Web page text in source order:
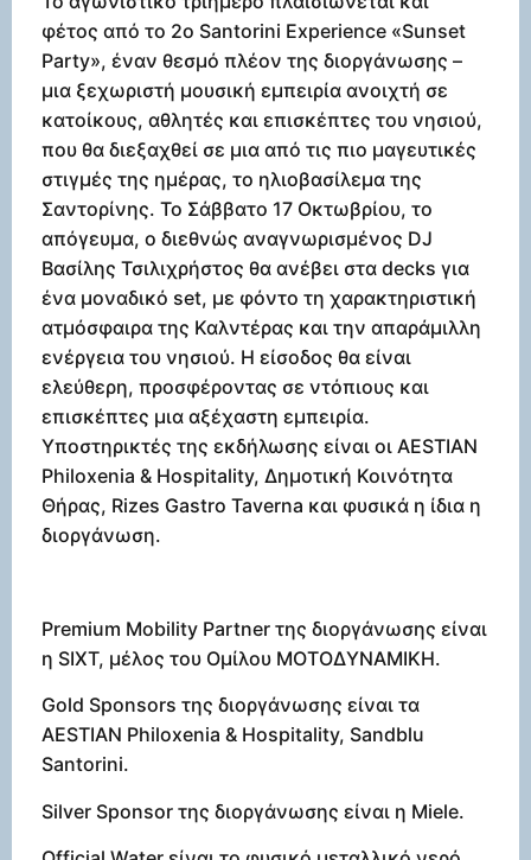
φέτος από το 2ο Santorini Experience «Sunset
Party», έναν θεσμό πλέον της διοργάνωσης –
μια ξεχωριστή μουσική εμπειρία ανοιχτή σε
κατοίκους, αθλητές και επισκέπτες του νησιού,
που θα διεξαχθεί σε μια από τις πιο μαγευτικές
στιγμές της ημέρας, το ηλιοβασίλεμα της
Σαντορίνης. Το Σάββατο 17 Οκτωβρίου, το
απόγευμα, ο διεθνώς αναγνωρισμένος DJ
Βασίλης Τσιλιχρήστος θα ανέβει στα decks για
ένα μοναδικό set, με φόντο τη χαρακτηριστική
ατμόσφαιρα της Καλντέρας και την απαράμιλλη
ενέργεια του νησιού. Η είσοδος θα είναι
ελεύθερη, προσφέροντας σε ντόπιους και
επισκέπτες μια αξέχαστη εμπειρία.
Υποστηρικτές της εκδήλωσης είναι οι AESTIAN
Philoxenia & Hospitality, Δημοτική Κοινότητα
Θήρας, Rizes Gastro Taverna και φυσικά η ίδια η
διοργάνωση.
Premium Mobility Partner της διοργάνωσης είναι
η SIXT, μέλος του Ομίλου ΜΟΤΟΔΥΝΑΜΙΚΗ.
Gold Sponsors της διοργάνωσης είναι τα
AESTIAN Philoxenia & Hospitality, Sandblu
Santorini.
Silver Sponsor της διοργάνωσης είναι η Miele.